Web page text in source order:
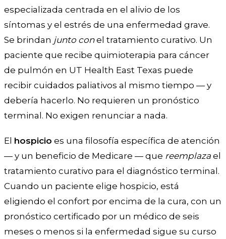
especializada centrada en el alivio de los
síntomas y el estrés de una enfermedad grave.
Se brindan junto conel tratamiento curativo. Un
paciente que recibe quimioterapia para cáncer
de pulmón en UT Health East Texas puede
recibir cuidados paliativos al mismo tiempo — y
debería hacerlo. No requieren un pronóstico
terminal. No exigen renunciar a nada.
El hospicio es una filosofía específica de atención
— y un beneficio de Medicare — que reemplaza el
tratamiento curativo para el diagnóstico terminal.
Cuando un paciente elige hospicio, está
eligiendo el confort por encima de la cura, con un
pronóstico certificado por un médico de seis
meses o menos si la enfermedad sigue su curso